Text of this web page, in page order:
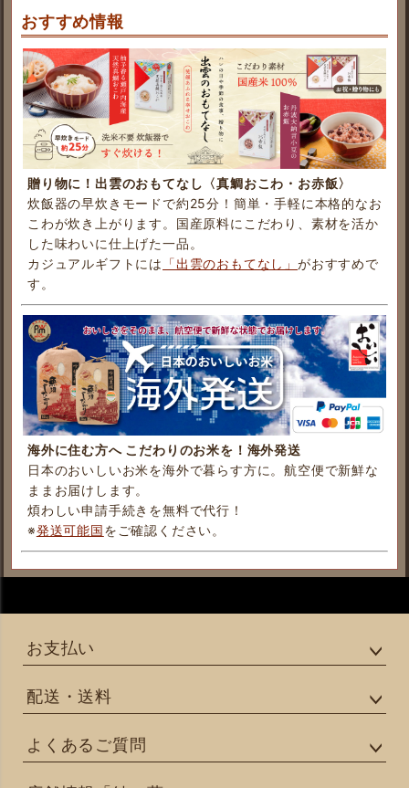
おすすめ情報
贈り物に！出雲のおもてなし〈真鯛おこわ・お赤飯〉
炊飯器の早炊きモードで約25分！簡単・手軽に本格的なお
こわが炊き上がります。国産原料にこだわり、素材を活か
した味わいに仕上げた一品。
カジュアルギフトには 「出雲のおもてなし」がおすすめで
す。
海外に住む方へ こだわりのお米を！海外発送
日本のおいしいお米を海外で暮らす方に。航空便で新鮮な
ままお届けします。
煩わしい申請手続きを無料で代行！
※発送可能国をご確認ください。
お支払い
配送・送料
よくあるご質問